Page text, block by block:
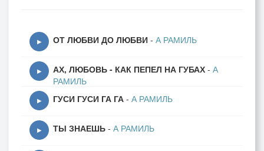
▶ ОТ ЛЮБВИ ДО ЛЮБВИ - А РАМИЛЬ
▶ АХ, ЛЮБОВЬ - КАК ПЕПЕЛ НА ГУБАХ - А
РАМИЛЬ
▶ ГУСИ ГУСИ ГА ГА - А РАМИЛЬ
▶ ТЫ ЗНАЕШЬ - А РАМИЛЬ